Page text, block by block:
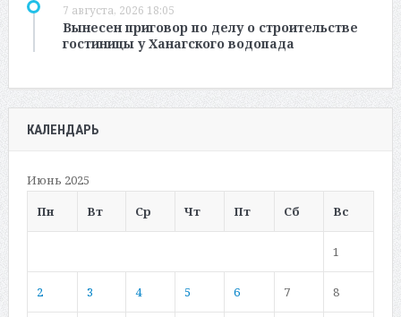
7 августа, 2026 18:05
Вынесен приговор по делу о строительстве
гостиницы у Ханагского водопада
КАЛЕНДАРЬ
Июнь 2025
Пн
Вт Ср Чт Пт Сб Вс
1
2 3 4 5 6 7 8